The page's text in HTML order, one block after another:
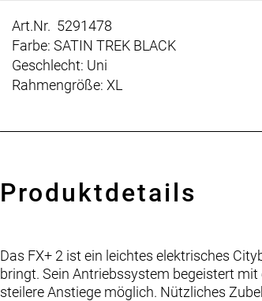
Art.Nr. 5291478
Farbe: SATIN TREK BLACK
Geschlecht: Uni
Rahmengröße: XL
Produktdetails
Das FX+ 2 ist ein leichtes elektrisches
bringt. Sein Antriebssystem begeistert
steilere Anstiege möglich. Nützliches